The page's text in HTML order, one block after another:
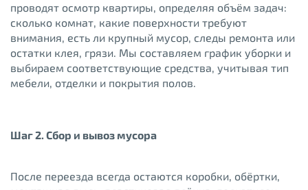
проводят осмотр квартиры, определяя объём задач:
сколько комнат, какие поверхности требуют
внимания, есть ли крупный мусор, следы ремонта или
остатки клея, грязи. Мы составляем график уборки и
выбираем соответствующие средства, учитывая тип
мебели, отделки и покрытия полов.
Шаг 2. Сбор и вывоз мусора
После переезда всегда остаются коробки, обёртки,